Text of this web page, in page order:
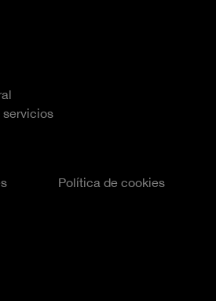
servicios
Política de cookies